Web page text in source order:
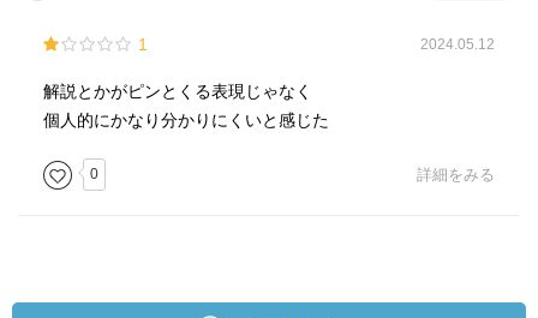
1 2024.05.12
解説とかがピンとくる表現じゃなく
個人的にかなり分かりにくいと感じた
0 詳細をみる